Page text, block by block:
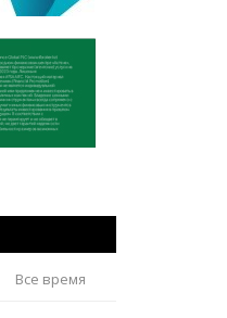
Все время